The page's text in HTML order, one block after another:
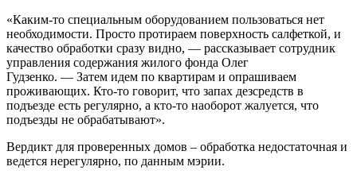
«Каким-то специальным оборудованием пользоваться нет
необходимости. Просто протираем поверхность салфеткой, и
качество обработки сразу видно, — рассказывает сотрудник
управления содержания жилого фонда Олег
Гудзенко. — Затем идем по квартирам и опрашиваем
проживающих. Кто-то говорит, что запах дезсредств в
подъезде есть регулярно, а кто-то наоборот жалуется, что
подъезды не обрабатывают».
Вердикт для проверенных домов – обработка недостаточная и
ведется нерегулярно, по данным мэрии.